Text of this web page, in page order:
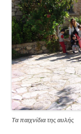
Τα παιχνίδια της αυλής